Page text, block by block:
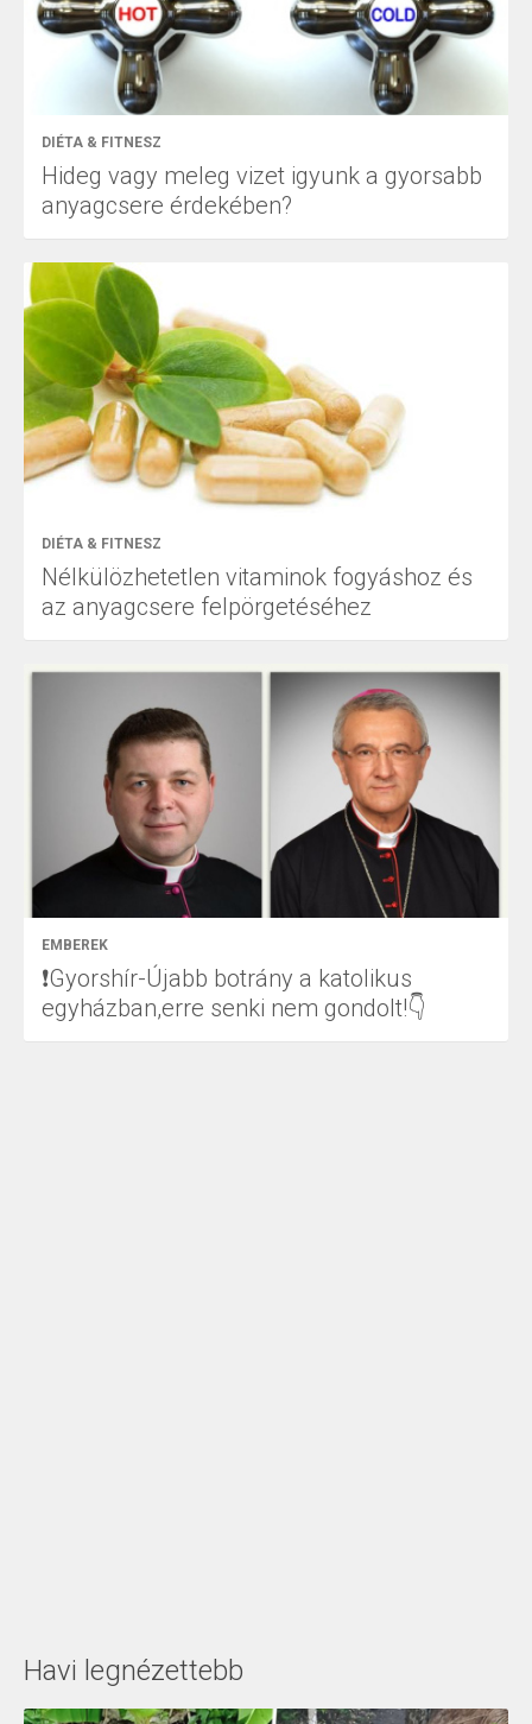
DIÉTA & FITNESZ
Hideg vagy meleg vizet igyunk a gyorsabb
anyagcsere érdekében?
DIÉTA & FITNESZ
Nélkülözhetetlen vitaminok fogyáshoz és
az anyagcsere felpörgetéséhez
EMBEREK
❗Gyorshír-Újabb botrány a katolikus
egyházban,erre senki nem gondolt!👇
Havi legnézettebb